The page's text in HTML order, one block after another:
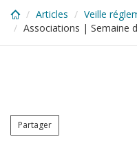
Articles
Veille
Associations | Semaine
Partager